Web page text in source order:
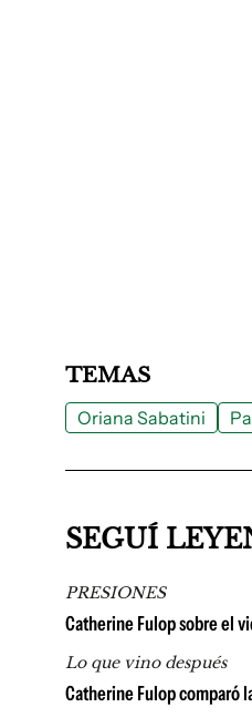
TEMAS
Oriana Sabatini
SEGUÍ
PRESIONES
Catherine Fulop sobre el
Lo que vino después
Catherine Fulop comparó